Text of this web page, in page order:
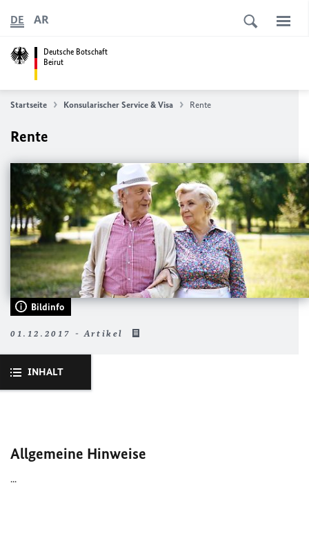
Deutsche Botschaft
Beirut
DE AR
Startseite Konsularischer Service & Visa Rente
Rente
Bildinfo
01.12.2017 - Artikel
INHALT
Allgemeine Hinweise
...